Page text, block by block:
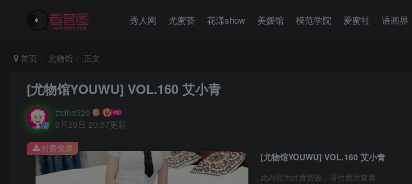
秀人网 尤蜜荟 花漾show 美媛馆 模范学院 爱蜜社 语画界
首页 尤物馆 正文
[尤物馆YOUWU] VOL.160 艾小青
ztdha520
9月29日 20:57更新
[尤物馆YOUWU] VOL.160 艾小青
此内容为付费资源，请付费后查看
付费资源